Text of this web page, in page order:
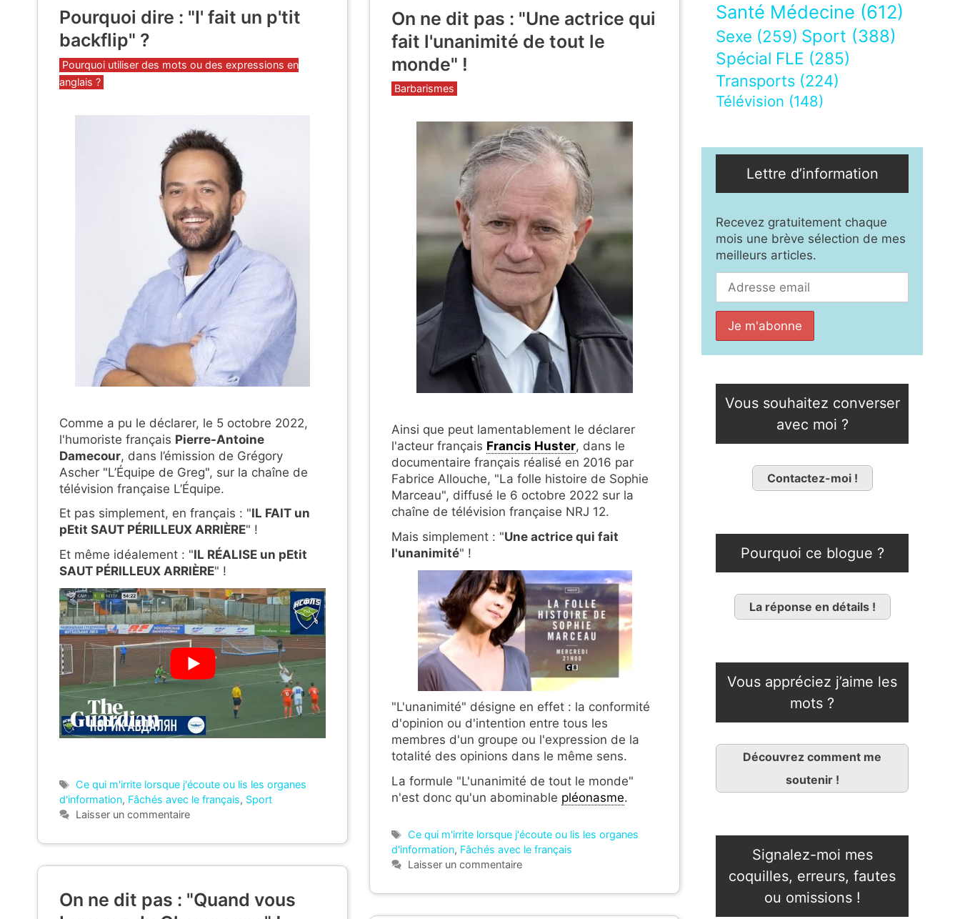
Pourquoi dire : "I' fait un p'tit
backflip" ?
Catégories
Pourquoi utiliser des mots ou des expressions en
anglais ?
Comme a pu le déclarer, le 5 octobre 2022,
l'humoriste français Pierre-Antoine
Damecour, dans l’émission de Grégory
Ascher "L’Équipe de Greg", sur la chaîne de
télévision française L’Équipe.
Et pas simplement, en français : "IL FAIT un
pEtit SAUT PÉRILLEUX ARRIÈRE" !
Et même idéalement : "IL RÉALISE un pEtit
SAUT PÉRILLEUX ARRIÈRE" !
Étiquettes
Ce qui m'irrite lorsque j'écoute ou lis les organes
d'information, Fâchés avec le français, Sport
Laisser un commentaire
On ne dit pas : "Une actrice qui
fait l'unanimité de tout le
monde" !
Catégories
Barbarismes
Ainsi que peut lamentablement le déclarer
l'acteur français Francis Huster, dans le
documentaire français réalisé en 2016 par
Fabrice Allouche, "La folle histoire de Sophie
Marceau", diffusé le 6 octobre 2022 sur la
chaîne de télévision française NRJ 12.
Mais simplement : "Une actrice qui fait
l'unanimité" !
"L'unanimité" désigne en effet : la conformité
d'opinion ou d'intention entre tous les
membres d'un groupe ou l'expression de la
totalité des opinions dans le même sens.
La formule "L'unanimité de tout le monde"
n'est donc qu'un abominable pléonasme.
Étiquettes
Ce qui m'irrite lorsque j'écoute ou lis les organes
d'information, Fâchés avec le français
Laisser un commentaire
On ne dit pas : "Quand vous
Santé Médecine (612)
Sexe (259) Sport (388)
Spécial FLE (285)
Transports (224)
Télévision (148)
Lettre d’information
Recevez gratuitement chaque
mois une brève sélection de mes
meilleurs articles.
Vous souhaitez converser
avec moi ?
Contactez-moi !
Pourquoi ce blogue ?
La réponse en détails !
Vous appréciez j’aime les
mots ?
Découvrez comment me
soutenir !
Signalez-moi mes
coquilles, erreurs, fautes
ou omissions !